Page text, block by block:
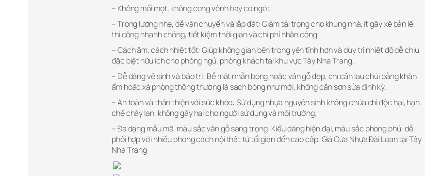
– Không mối mọt, không cong vênh hay co ngót.
– Trọng lượng nhẹ, dễ vận chuyển và lắp đặt: Giảm tải trọng cho khung nhà, ít gây xệ bản lề,
thi công nhanh chóng, tiết kiệm thời gian và chi phí nhân công.
– Cách âm, cách nhiệt tốt: Giúp không gian bên trong yên tĩnh hơn và duy trì nhiệt độ dễ chịu,
đặc biệt hữu ích cho phòng ngủ, phòng khách tại khu vực Tây Nha Trang.
– Dễ dàng vệ sinh và bảo trì: Bề mặt nhẵn bóng hoặc vân gỗ đẹp, chỉ cần lau chùi bằng khăn
ẩm hoặc xà phòng thông thường là sạch bóng như mới, không cần sơn sửa định kỳ.
– An toàn và thân thiện với sức khỏe: Sử dụng nhựa nguyên sinh không chứa chì độc hại, hạn
chế cháy lan, không gây hại cho người sử dụng và môi trường.
– Đa dạng mẫu mã, màu sắc vân gỗ sang trọng: Kiểu dáng hiện đại, màu sắc phong phú, dễ
phối hợp với nhiều phong cách nội thất từ tối giản đến cao cấp.Giá Cửa Nhựa Đài Loan tại Tây
Nha Trang